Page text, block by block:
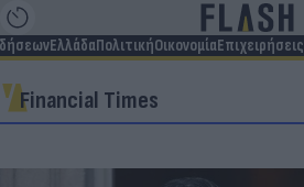
ΕλλάδαΠολιτικήΟικονομίαΕπιχειρήσεις
Financial Times